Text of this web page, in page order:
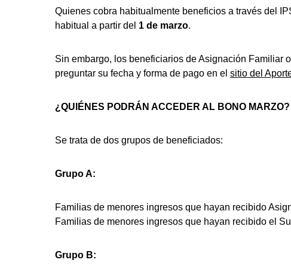
Quienes cobra habitualmente beneficios a través del
habitual a partir del 1 de marzo.
Sin embargo, los beneficiarios de Asignación Familiar
preguntar su fecha y forma de pago en el sitio del
¿QUIÉNES PODRÁN ACCEDER AL BONO MARZO?
Se trata de dos grupos de beneficiados:
Grupo A:
Familias de menores ingresos que hayan recibido
Familias de menores ingresos que hayan recibido el
Grupo B: